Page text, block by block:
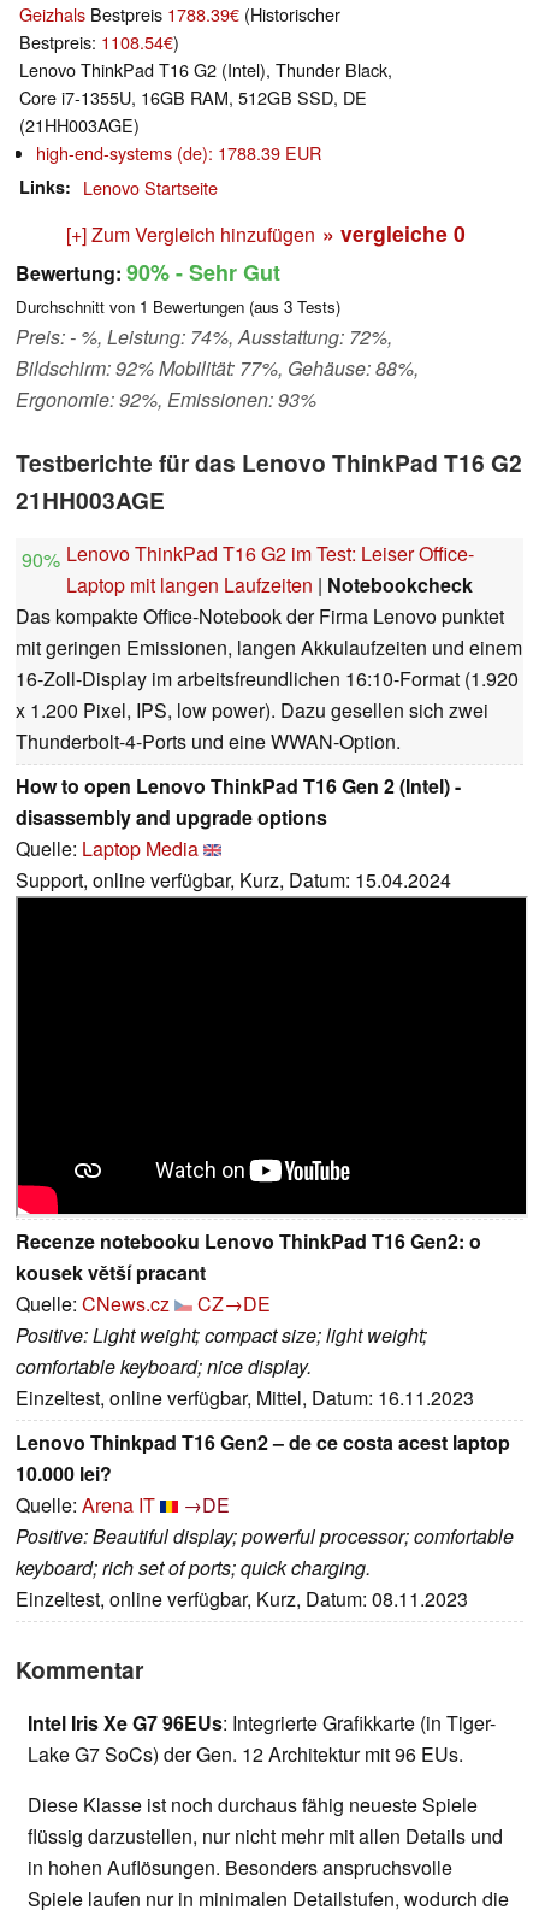
Geizhals Bestpreis 1788.39€ (Historischer
Bestpreis: 1108.54€)
Lenovo ThinkPad T16 G2 (Intel), Thunder Black,
Core i7-1355U, 16GB RAM, 512GB SSD, DE
(21HH003AGE)
high-end-systems (de): 1788.39 EUR
Links Lenovo Startseite
[+] Zum Vergleich hinzufügen » vergleiche 0
Bewertung: 90%- Sehr Gut
Durchschnitt von 1 Bewertungen (aus 3 Tests)
Preis: - %, Leistung: 74%, Ausstattung: 72%,
Bildschirm: 92% Mobilität: 77%, Gehäuse: 88%,
Ergonomie: 92%, Emissionen: 93%
Testberichte für das Lenovo ThinkPad T16 G2
21HH003AGE
90% Lenovo ThinkPad T16 G2 im Test: Leiser Office-
Laptop mit langen Laufzeiten | Notebookcheck
Das kompakte Office-Notebook der Firma Lenovo punktet
mit geringen Emissionen, langen Akkulaufzeiten und einem
16-Zoll-Display im arbeitsfreundlichen 16:10-Format (1.920
x 1.200 Pixel, IPS, low power). Dazu gesellen sich zwei
Thunderbolt-4-Ports und eine WWAN-Option.
How to open Lenovo ThinkPad T16 Gen 2 (Intel) -
disassembly and upgrade options
Quelle: Laptop Media
Support, online verfügbar, Kurz, Datum: 15.04.2024
Recenze notebooku Lenovo ThinkPad T16 Gen2: o
kousek větší pracant
Quelle: CNews.cz
CZ→DE
Positive: Light weight; compact size; light weight;
comfortable keyboard; nice display.
Einzeltest, online verfügbar, Mittel, Datum: 16.11.2023
Lenovo Thinkpad T16 Gen2 – de ce costa acest laptop
10.000 lei?
Quelle: Arena IT
→DE
Positive: Beautiful display; powerful processor; comfortable
keyboard; rich set of ports; quick charging.
Einzeltest, online verfügbar, Kurz, Datum: 08.11.2023
Kommentar
Intel Iris Xe G7 96EUs: Integrierte Grafikkarte (in Tiger-
Lake G7 SoCs) der Gen. 12 Architektur mit 96 EUs.
Diese Klasse ist noch durchaus fähig neueste Spiele
flüssig darzustellen, nur nicht mehr mit allen Details und
in hohen Auflösungen. Besonders anspruchsvolle
Spiele laufen nur in minimalen Detailstufen, wodurch die